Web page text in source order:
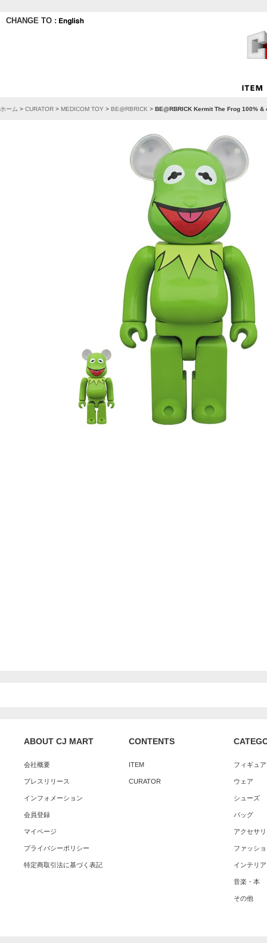
CHANGE TO :
ホーム > CURATOR > MEDICOM TOY > BE@RBRICK > BE@RBRICK Kermit The Frog 100% &
ABOUT CJ MART
会社概要
プレスリリース
インフォメーション
会員登録
マイページ
プライバシーポリシー
特定商取引法に基づく表記
CONTENTS
ITEM
CURATOR
フィギュ
ウェア
シューズ
バッグ
アクセサ
ファッシ
インテリア
音楽・本
その他